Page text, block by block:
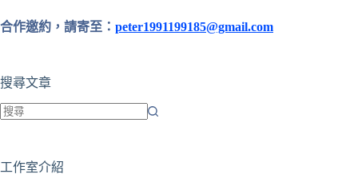
合作邀約，請寄至： peter1991199185@gmail.com
搜尋文章
到
工作室介紹